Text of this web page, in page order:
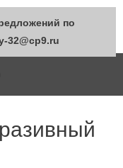
по
32@cp9.ru